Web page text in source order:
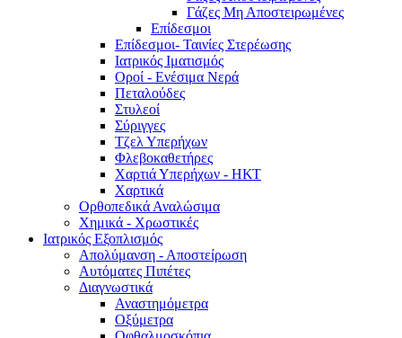
Γάζες Μη Αποστειρωμένες
Επίδεσμοι
Επίδεσμοι- Ταινίες Στερέωσης
Ιατρικός Ιματισμός
Οροί - Ενέσιμα Νερά
Πεταλούδες
Στυλεοί
Σύριγγες
Τζελ Υπερήχων
Φλεβοκαθετήρες
Χαρτιά Υπερήχων - ΗΚΤ
Χαρτικά
Ορθοπεδικά Αναλώσιμα
Χημικά - Χρωστικές
Ιατρικός Εξοπλισμός
Απολύμανση - Αποστείρωση
Αυτόματες Πιπέτες
Διαγνωστικά
Αναστημόμετρα
Οξύμετρα